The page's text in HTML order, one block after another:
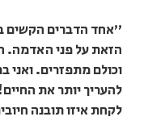
"אחד הדברים הקשים
הזאת על פני האדמה.
וכולם מתפזרים.
להעריך יותר את
לקחת איזו תובנה